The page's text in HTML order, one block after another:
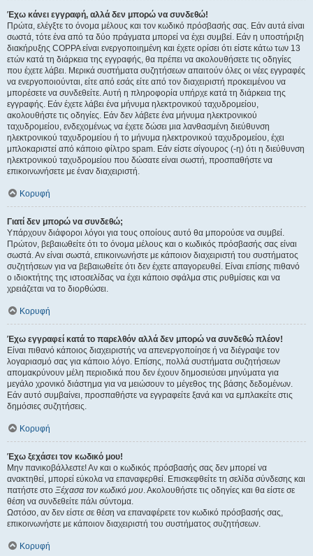
Έχω κάνει εγγραφή, αλλά δεν μπορώ να συνδεθώ!
Πρώτα, ελέγξτε το όνομα μέλους και τον κωδικό πρόσβασής σας. Εάν αυτά είναι
σωστά, τότε ένα από τα δύο πράγματα μπορεί να έχει συμβεί. Εάν η υποστήριξη
διακήρυξης COPPA είναι ενεργοποιημένη και έχετε ορίσει ότι είστε κάτω των 13
ετών κατά τη διάρκεια της εγγραφής, θα πρέπει να ακολουθήσετε τις οδηγίες
που έχετε λάβει. Μερικά συστήματα συζητήσεων απαιτούν όλες οι νέες εγγραφές
να ενεργοποιούνται, είτε από εσάς είτε από τον διαχειριστή προκειμένου να
μπορέσετε να συνδεθείτε. Αυτή η πληροφορία υπήρχε κατά τη διάρκεια της
εγγραφής. Εάν έχετε λάβει ένα μήνυμα ηλεκτρονικού ταχυδρομείου,
ακολουθήστε τις οδηγίες. Εάν δεν λάβετε ένα μήνυμα ηλεκτρονικού
ταχυδρομείου, ενδεχομένως να έχετε δώσει μια λανθασμένη διεύθυνση
ηλεκτρονικού ταχυδρομείου ή το μήνυμα ηλεκτρονικού ταχυδρομείου, έχει
μπλοκαριστεί από κάποιο φίλτρο spam. Εάν είστε σίγουρος (-η) ότι η διεύθυνση
ηλεκτρονικού ταχυδρομείου που δώσατε είναι σωστή, προσπαθήστε να
επικοινωνήσετε με έναν διαχειριστή.
Κορυφή
Γιατί δεν μπορώ να συνδεθώ;
Υπάρχουν διάφοροι λόγοι για τους οποίους αυτό θα μπορούσε να συμβεί.
Πρώτον, βεβαιωθείτε ότι το όνομα μέλους και ο κωδικός πρόσβασής σας είναι
σωστά. Αν είναι σωστά, επικοινωνήστε με κάποιον διαχειριστή του συστήματος
συζητήσεων για να βεβαιωθείτε ότι δεν έχετε απαγορευθεί. Είναι επίσης πιθανό
ο ιδιοκτήτης της ιστοσελίδας να έχει κάποιο σφάλμα στις ρυθμίσεις και να
χρειάζεται να το διορθώσει.
Κορυφή
Έχω εγγραφεί κατά το παρελθόν αλλά δεν μπορώ να συνδεθώ πλέον!
Είναι πιθανό κάποιος διαχειριστής να απενεργοποίησε ή να διέγραψε τον
λογαριασμό σας για κάποιο λόγο. Επίσης, πολλά συστήματα συζητήσεων
απομακρύνουν μέλη περιοδικά που δεν έχουν δημοσιεύσει μηνύματα για
μεγάλο χρονικό διάστημα για να μειώσουν το μέγεθος της βάσης δεδομένων.
Εάν αυτό συμβαίνει, προσπαθήστε να εγγραφείτε ξανά και να εμπλακείτε στις
δημόσιες συζητήσεις.
Κορυφή
Έχω ξεχάσει τον κωδικό μου!
Μην πανικοβάλλεστε! Αν και ο κωδικός πρόσβασής σας δεν μπορεί να
ανακτηθεί, μπορεί εύκολα να επαναφερθεί. Επισκεφθείτε τη σελίδα σύνδεσης και
πατήστε στο Ξέχασα τον κωδικό μου. Ακολουθήστε τις οδηγίες και θα είστε σε
θέση να συνδεθείτε πάλι σύντομα.
Ωστόσο, αν δεν είστε σε θέση να επαναφέρετε τον κωδικό πρόσβασής σας,
επικοινωνήστε με κάποιον διαχειριστή του συστήματος συζητήσεων.
Κορυφή